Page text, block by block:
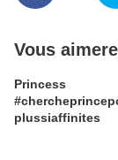
Vous
Princess
plussiaffinites